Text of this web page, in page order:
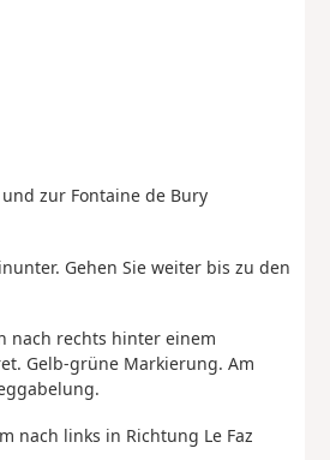
zur Fontaine de Bury
Gehen Sie weiter bis zu den
nach rechts hinter einem
Gelb-grüne Markierung. Am
nach links in Richtung Le Faz